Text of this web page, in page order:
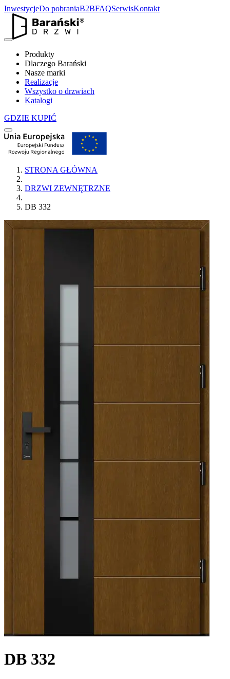
InwestycjeDo pobraniaB2BFAQSerwisKontakt
Produkty
Dlaczego Barański
Nasze marki
Realizacje
Wszystko o drzwiach
Katalogi
GDZIE KUPIĆ
STRONA GŁÓWNA
DRZWI ZEWNĘTRZNE
DB 332
DB 332